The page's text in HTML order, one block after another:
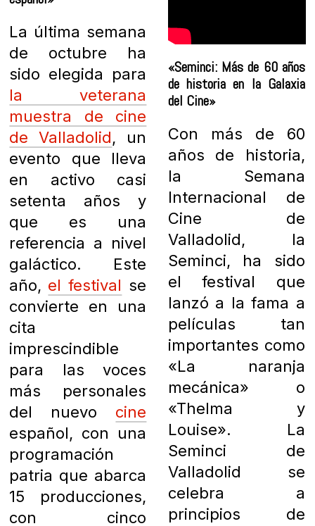
La última semana
de octubre ha
sido elegida para
la veterana
muestra de cine
de Valladolid, un
evento que lleva
en activo casi
setenta años y
que es una
referencia a nivel
galáctico. Este
año, el festival se
convierte en una
cita
imprescindible
para las voces
más personales
del nuevo cine
español, con una
programación
patria que abarca
15 producciones,
con cinco
«Seminci: Más de 60 años
de historia en la Galaxia
del Cine»
Con más de 60
años de historia,
la Semana
Internacional de
Cine de
Valladolid, la
Seminci, ha sido
el festival que
lanzó a la fama a
películas tan
importantes como
«La naranja
mecánica» o
«Thelma y
Louise». La
Seminci de
Valladolid se
celebra a
principios de